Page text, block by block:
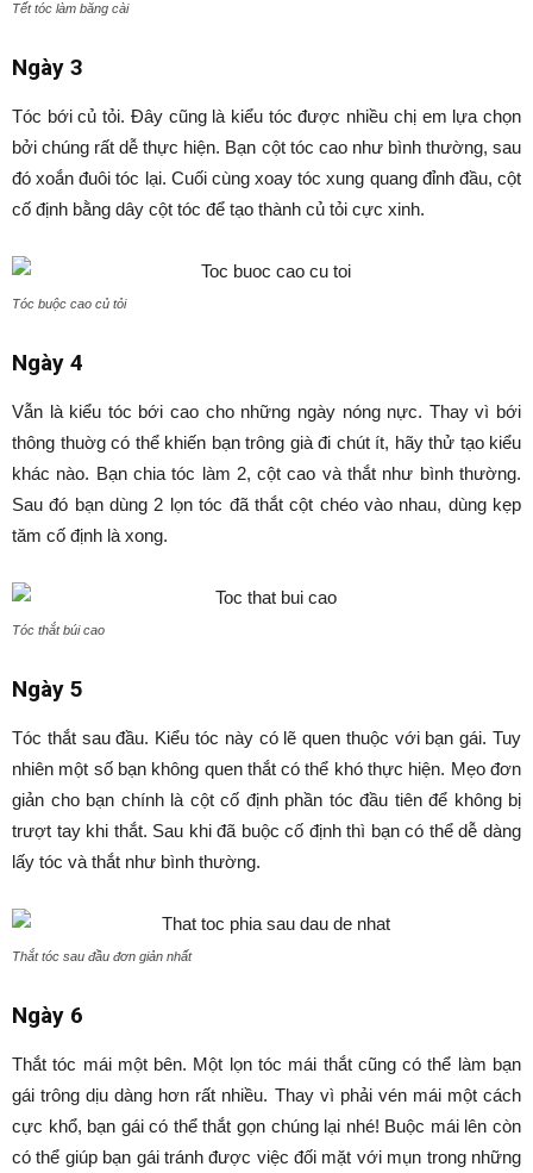
Tết tóc làm băng cài
Ngày 3
Tóc bới củ tỏi. Đây cũng là kiểu tóc được nhiều chị em lựa chọn
bởi chúng rất dễ thực hiện. Bạn cột tóc cao như bình thường, sau
đó xoắn đuôi tóc lại. Cuối cùng xoay tóc xung quang đỉnh đầu, cột
cố định bằng dây cột tóc để tạo thành củ tỏi cực xinh.
Tóc buộc cao củ tỏi
Ngày 4
Vẫn là kiểu tóc bới cao cho những ngày nóng nực. Thay vì bới
thông thuờg có thể khiến bạn trông già đi chút ít, hãy thử tạo kiểu
khác nào. Bạn chia tóc làm 2, cột cao và thắt như bình thường.
Sau đó bạn dùng 2 lọn tóc đã thắt cột chéo vào nhau, dùng kẹp
tăm cố định là xong.
Tóc thắt búi cao
Ngày 5
Tóc thắt sau đầu. Kiểu tóc này có lẽ quen thuộc với bạn gái. Tuy
nhiên một số bạn không quen thắt có thể khó thực hiện. Mẹo đơn
giản cho bạn chính là cột cố định phần tóc đầu tiên để không bị
trượt tay khi thắt. Sau khi đã buộc cố định thì bạn có thể dễ dàng
lấy tóc và thắt như bình thường.
Thắt tóc sau đầu đơn giản nhất
Ngày 6
Thắt tóc mái một bên. Một lọn tóc mái thắt cũng có thể làm bạn
gái trông dịu dàng hơn rất nhiều. Thay vì phải vén mái một cách
cực khổ, bạn gái có thể thắt gọn chúng lại nhé! Buộc mái lên còn
có thể giúp bạn gái tránh được việc đối mặt với mụn trong những